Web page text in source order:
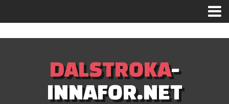
DALSTROKA-
INNAFOR.NET